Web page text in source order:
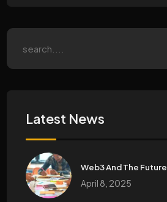
Latest News
Web3 And The Future
April 8, 2025